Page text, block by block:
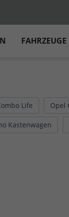
FAHRZEUGE
Life Opel
Kastenwagen